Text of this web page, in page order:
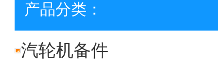
产品分类：
汽轮机备件